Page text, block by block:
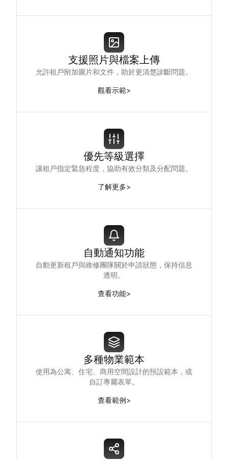
支援照片與檔案上傳
允許租戶附加圖片和文件，助於更清楚診斷問題。
觀看示範>
優先等級選擇
讓租戶指定緊急程度，協助有效分類及分配問題。
了解更多>
自動通知功能
自動更新租戶與維修團隊關於申請狀態，保持信息
透明。
查看功能>
多種物業範本
使用為公寓、住宅、商用空間設計的預設範本，或
自訂專屬表單。
查看範例>